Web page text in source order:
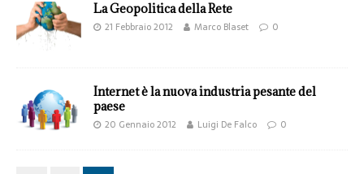
La Geopolitica della Rete
21 Febbraio 2012 Marco Blaset 0
Internet è la nuova industria pesante del
paese
20 Gennaio 2012 Luigi De Falco 0